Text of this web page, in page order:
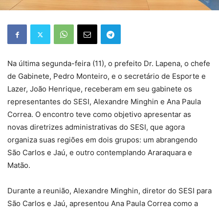
Na última segunda-feira (11), o prefeito Dr. Lapena, o chefe
de Gabinete, Pedro Monteiro, e o secretário de Esporte e
Lazer, João Henrique, receberam em seu gabinete os
representantes do SESI, Alexandre Minghin e Ana Paula
Correa. O encontro teve como objetivo apresentar as
novas diretrizes administrativas do SESI, que agora
organiza suas regiões em dois grupos: um abrangendo
São Carlos e Jaú, e outro contemplando Araraquara e
Matão.
Durante a reunião, Alexandre Minghin, diretor do SESI para
São Carlos e Jaú, apresentou Ana Paula Correa como a